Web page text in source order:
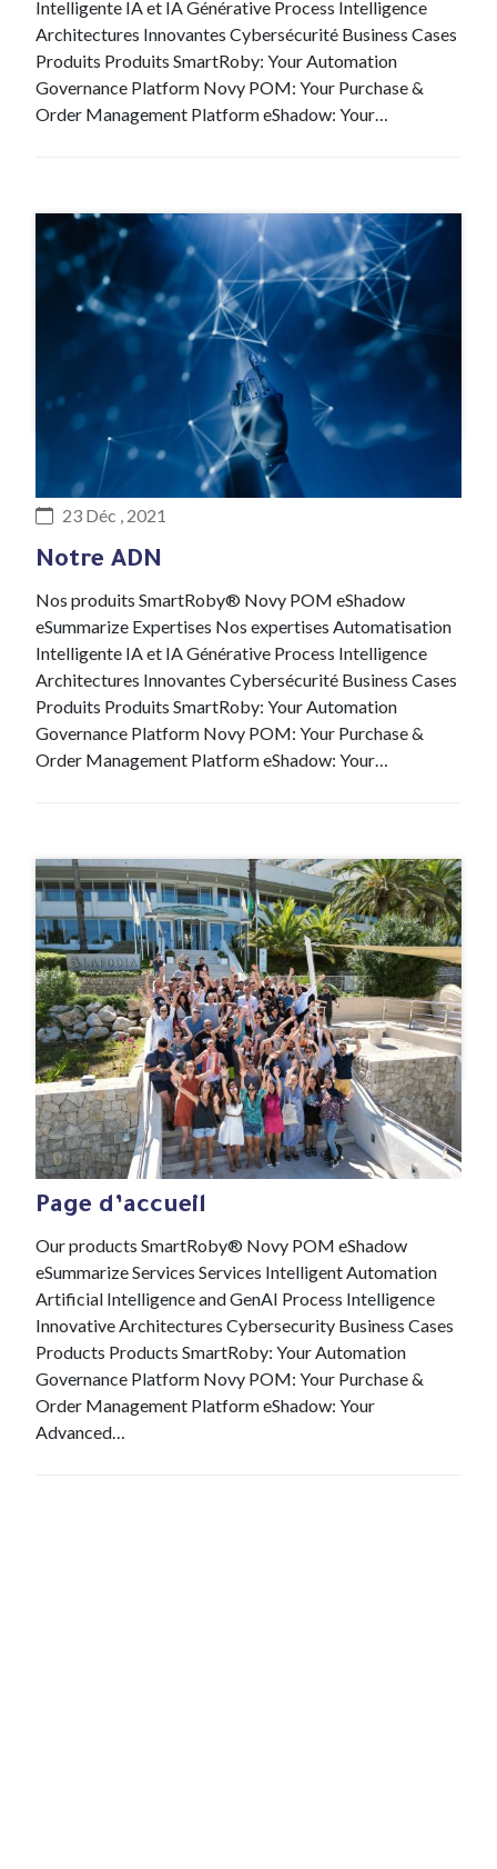
Intelligente IA et IA Générative Process Intelligence
Architectures Innovantes Cybersécurité Business Cases
Produits Produits SmartRoby: Your Automation
Governance Platform Novy POM: Your Purchase &
Order Management Platform eShadow: Your…
23 Déc , 2021
Notre ADN
Nos produits SmartRoby® Novy POM eShadow
eSummarize Expertises Nos expertises Automatisation
Intelligente IA et IA Générative Process Intelligence
Architectures Innovantes Cybersécurité Business Cases
Produits Produits SmartRoby: Your Automation
Governance Platform Novy POM: Your Purchase &
Order Management Platform eShadow: Your…
#Novelis
18 Nov , 2021
Page d’accueil
Our products SmartRoby® Novy POM eShadow
eSummarize Services Services Intelligent Automation
Artificial Intelligence and GenAI Process Intelligence
Innovative Architectures Cybersecurity Business Cases
Products Products SmartRoby: Your Automation
Governance Platform Novy POM: Your Purchase &
Order Management Platform eShadow: Your
Advanced…